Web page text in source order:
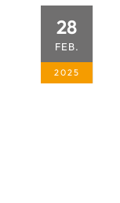
28
FEB.
2025